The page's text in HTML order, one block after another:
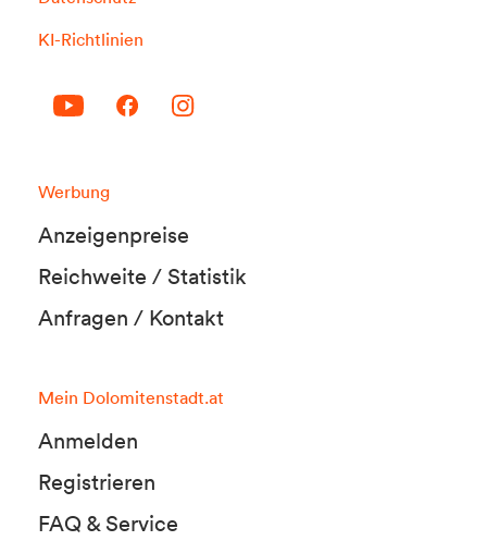
KI-Richtlinien
Werbung
Anzeigenpreise
Reichweite / Statistik
Anfragen / Kontakt
Mein Dolomitenstadt.at
Anmelden
Registrieren
FAQ & Service